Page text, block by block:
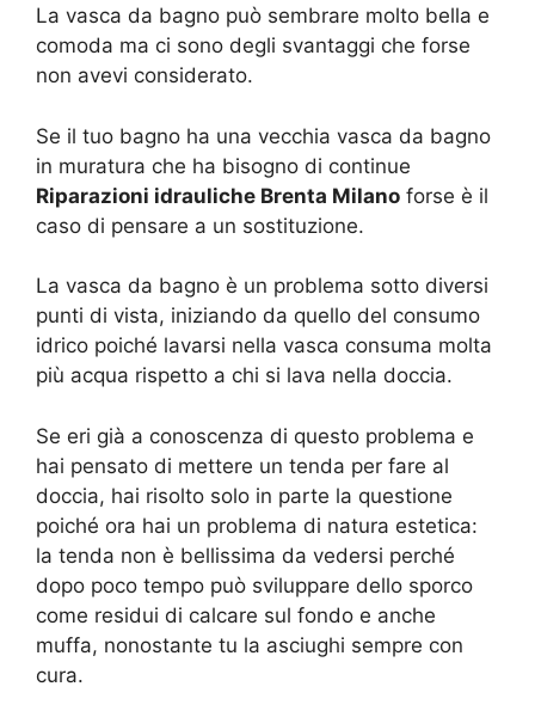
La vasca da bagno può sembrare molto bella e
comoda ma ci sono degli svantaggi che forse
non avevi considerato.
Se il tuo bagno ha una vecchia vasca da bagno
in muratura che ha bisogno di continue
Riparazioni idrauliche Brenta Milano forse è il
caso di pensare a un sostituzione.
La vasca da bagno è un problema sotto diversi
punti di vista, iniziando da quello del consumo
idrico poiché lavarsi nella vasca consuma molta
più acqua rispetto a chi si lava nella doccia.
Se eri già a conoscenza di questo problema e
hai pensato di mettere un tenda per fare al
doccia, hai risolto solo in parte la questione
poiché ora hai un problema di natura estetica:
la tenda non è bellissima da vedersi perché
dopo poco tempo può sviluppare dello sporco
come residui di calcare sul fondo e anche
muffa, nonostante tu la asciughi sempre con
cura.